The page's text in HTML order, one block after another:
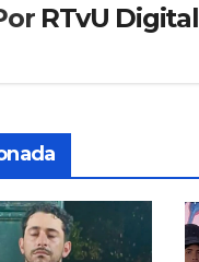
RTvU Digital